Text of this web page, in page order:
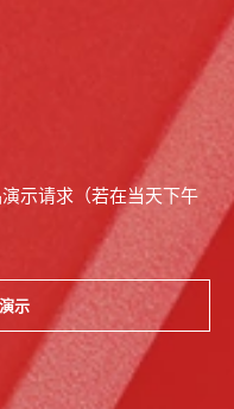
示请求（若在当天下午
示